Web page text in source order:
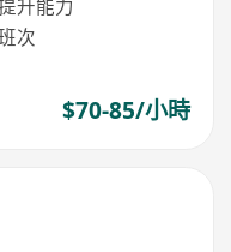
升能力
次
$70-85/小時